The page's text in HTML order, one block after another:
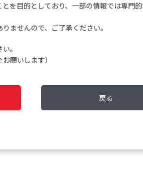
どの自動分析装置の結果のほかに末梢血液
態観察や細胞表面マーカー検査、遺伝子・
は、依頼のあった項目の検査をするだけで
検査のアドバイスを臨床にすることも大切
査の結果により最終的に診断されることが
察することにより早期診断へ導くための特
液検査技師としての務めと考える。具体
病、球状赤血球が見られ血小板減少を伴っ
血液疾患の鑑別のポイントを初心者向けに
を目的としており、一部の情報では専門
ませんので、ご了承ください。
。
願いします）
戻る